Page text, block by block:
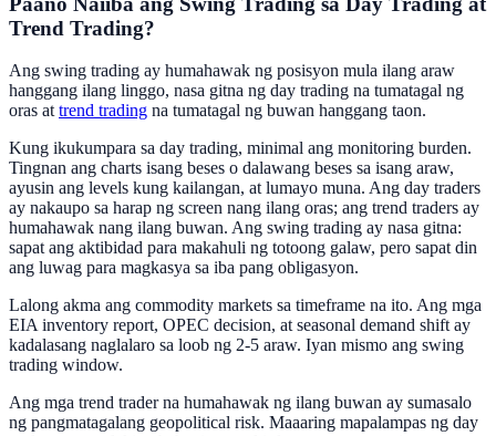
Trend Trading?
Ang swing trading ay humahawak ng posisyon mula ilang araw
hanggang ilang linggo, nasa gitna ng day trading na tumatagal ng
oras at trend trading na tumatagal ng buwan hanggang taon.
Kung ikukumpara sa day trading, minimal ang monitoring burden.
Tingnan ang charts isang beses o dalawang beses sa isang araw,
ayusin ang levels kung kailangan, at lumayo muna. Ang day traders
ay nakaupo sa harap ng screen nang ilang oras; ang trend traders ay
humahawak nang ilang buwan. Ang swing trading ay nasa gitna:
sapat ang aktibidad para makahuli ng totoong galaw, pero sapat din
ang luwag para magkasya sa iba pang obligasyon.
Lalong akma ang commodity markets sa timeframe na ito. Ang mga
EIA inventory report, OPEC decision, at seasonal demand shift ay
kadalasang naglalaro sa loob ng 2-5 araw. Iyan mismo ang swing
trading window.
Ang mga trend trader na humahawak ng ilang buwan ay sumasalo
ng pangmatagalang geopolitical risk. Maaaring mapalampas ng day